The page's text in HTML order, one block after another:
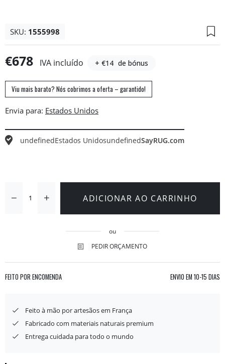
SKU: 1555998
€678 IVA incluído + €14 de bónus
Viu mais barato? Nós cobrimos a oferta – garantido!
Envia para:
undefinedEstados UnidosundefinedSayRUG.com
ADICIONAR AO CARRINHO
ou
PEDIR ORÇAMENTO
FEITO POR ENCOMENDA ENVIO EM 10-15 DIAS
Feito à mão por artesãos em França
Fabricado com materiais naturais premium
Entrega cuidada para todo o mundo